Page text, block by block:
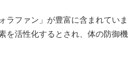
ラファン」が豊富に含まれていま
を活性化するとされ、体の防御機